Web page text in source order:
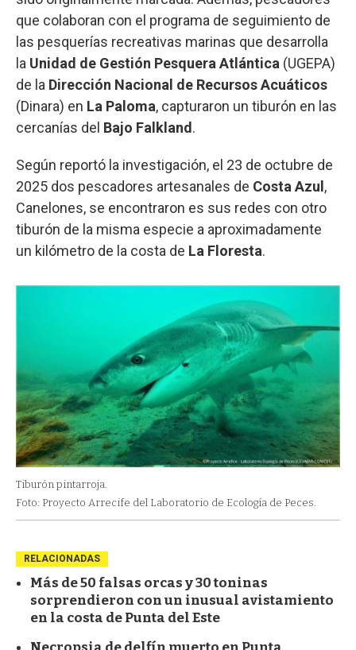
que colaboran con el programa de seguimiento de
las pesquerías recreativas marinas que desarrolla
la Unidad de Gestión Pesquera Atlántica (UGEPA)
de la Dirección Nacional de Recursos Acuáticos
(Dinara) en La Paloma, capturaron un tiburón en las
cercanías del Bajo Falkland.
Según reportó la investigación, el 23 de octubre de
2025 dos pescadores artesanales de Costa Azul,
Canelones, se encontraron es sus redes con otro
tiburón de la misma especie a aproximadamente
un kilómetro de la costa de La Floresta.
Tiburón pintarroja.
Foto: Proyecto Arrecife del Laboratorio de Ecología de Peces.
RELACIONADAS
Más de 50 falsas orcas y 30 toninas
sorprendieron con un inusual avistamiento
en la costa de Punta del Este